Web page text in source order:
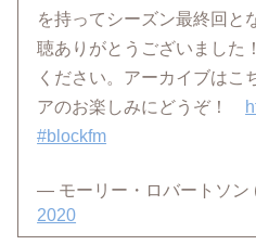
を持ってシーズン最終回と
聴ありがとうございました
ください。アーカイブはこ
アのお楽しみにどうぞ！
#blockfm
— モーリー・ロバートソン
2020